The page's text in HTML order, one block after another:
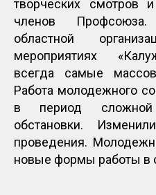
творческих смотров
членов
областной
мероприятиях
всегда самые
Работа молодежного
в период сложной
обстановки.
проведения.
новые формы работы в